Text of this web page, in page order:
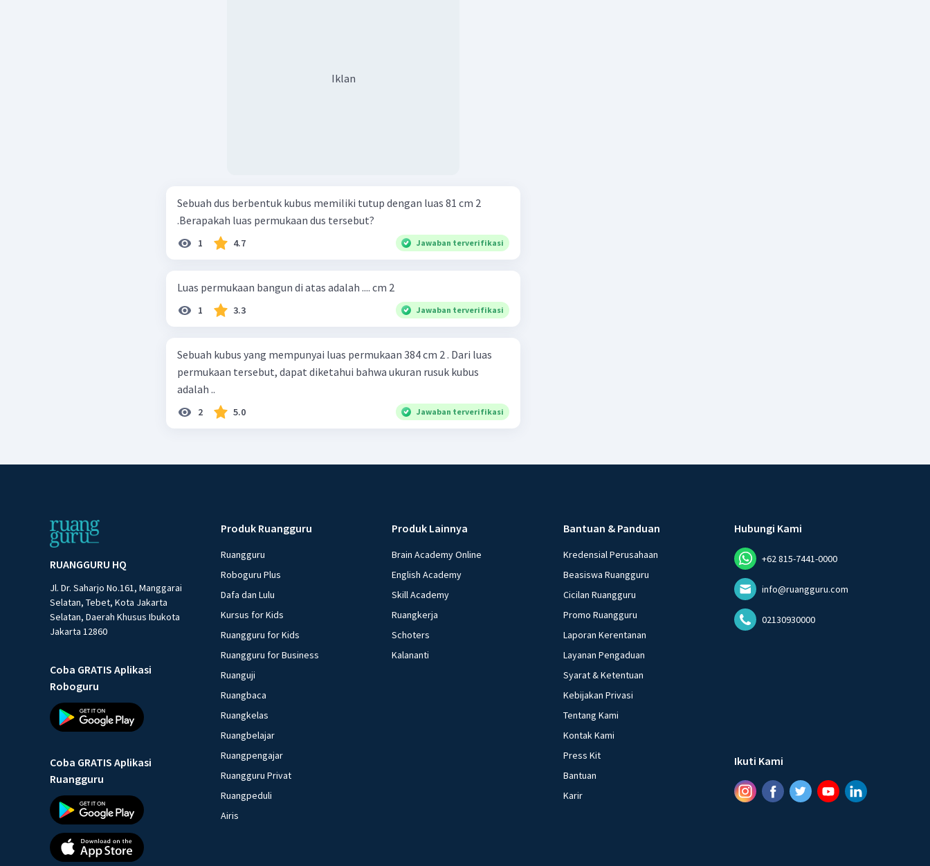
Iklan
Sebuah dus berbentuk kubus memiliki tutup dengan luas 81 cm 2
.Berapakah luas permukaan dus tersebut?
1 4.7 Jawaban terverifikasi
Luas permukaan bangun di atas adalah .... cm 2
1 3.3 Jawaban terverifikasi
Sebuah kubus yang mempunyai luas permukaan 384 cm 2 . Dari luas
permukaan tersebut, dapat diketahui bahwa ukuran rusuk kubus
adalah ..
2 5.0 Jawaban terverifikasi
RUANGGURU HQ
Jl. Dr. Saharjo No.161, Manggarai
Selatan, Tebet, Kota Jakarta
Selatan, Daerah Khusus Ibukota
Jakarta 12860
Coba GRATIS Aplikasi
Roboguru
Coba GRATIS Aplikasi
Ruangguru
Produk Ruangguru
Ruangguru
Roboguru Plus
Dafa dan Lulu
Kursus for Kids
Ruangguru for Kids
Ruangguru for Business
Ruanguji
Ruangbaca
Ruangkelas
Ruangbelajar
Ruangpengajar
Ruangguru Privat
Ruangpeduli
Airis
Produk Lainnya
Brain Academy Online
English Academy
Skill Academy
Ruangkerja
Schoters
Kalananti
Bantuan & Panduan
Kredensial Perusahaan
Beasiswa Ruangguru
Cicilan Ruangguru
Promo Ruangguru
Laporan Kerentanan
Layanan Pengaduan
Syarat & Ketentuan
Kebijakan Privasi
Tentang Kami
Kontak Kami
Press Kit
Bantuan
Karir
Hubungi Kami
+62 815-7441-0000
info@ruangguru.com
02130930000
Ikuti Kami